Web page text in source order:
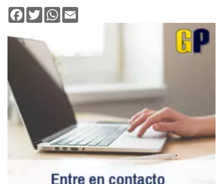
Facebook
TwitterWhatsApp